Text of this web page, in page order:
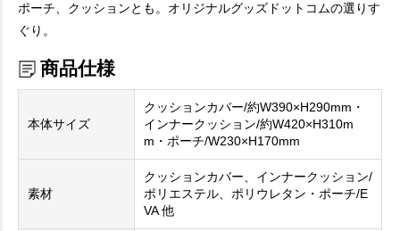
ポーチ、クッションとも。オリジナルグッズドットコムの選りす
ぐり。
商品仕様
本体サイズ
クッションカバー/約W390×H290mm・
インナークッション/約W420×H310m
m・ポーチ/W230×H170mm
素材
クッションカバー、インナークッション/
ポリエステル、ポリウレタン・ポーチ/E
VA 他